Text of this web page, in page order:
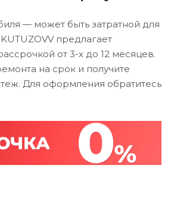
— может быть затратной для
предлагает
от 3-х до 12 месяцев.
на срок и получите
Для оформления обратитесь